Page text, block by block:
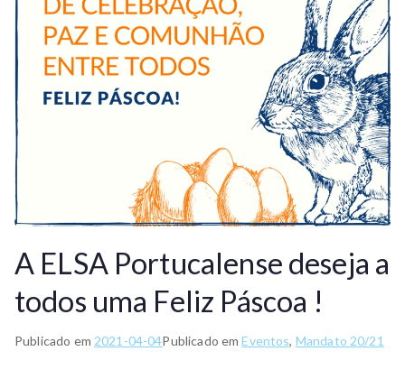
A ELSA Portucalense deseja a
todos uma Feliz Páscoa !
Publicado em 2021-04-04Publicado emEventos, Mandato 20/21